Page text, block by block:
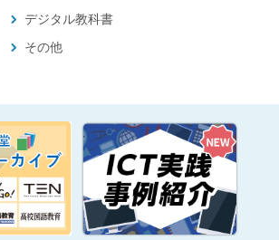
デジタル教科書
その他